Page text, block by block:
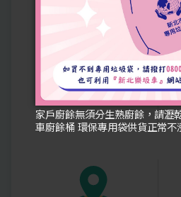
家戶廚餘無須分生熟廚餘，請瀝
車廚餘桶 環保專用袋供貨正常不
系統路線數
649條